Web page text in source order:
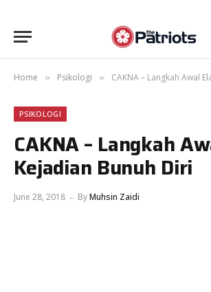
Home » Psikologi » CAKNA – Langkah Awal
PSIKOLOGI
CAKNA – Langkah
Kejadian Bunuh Diri
June 28, 2018 ByMuhsin Zaidi